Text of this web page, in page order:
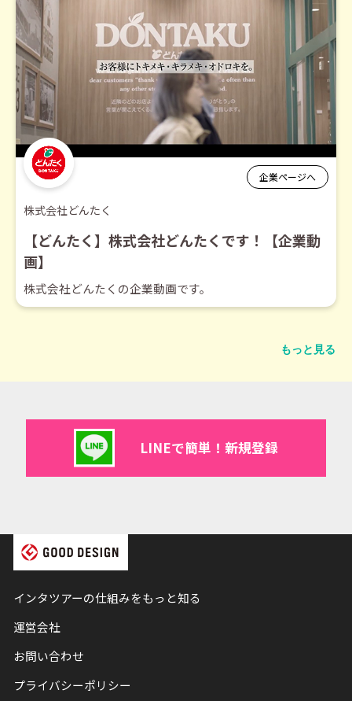
企業ページへ
株式会社どんたく
【どんたく】株式会社どんたくです！【企業動
画】
株式会社どんたくの企業動画です。
もっと見る
LINEで簡単！新規登録
インタツアーの仕組みをもっと知る
運営会社
お問い合わせ
プライバシーポリシー